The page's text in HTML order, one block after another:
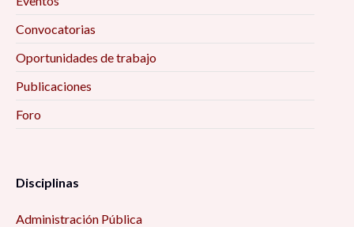
Convocatorias
Oportunidades de trabajo
Publicaciones
Foro
Disciplinas
Administración Pública